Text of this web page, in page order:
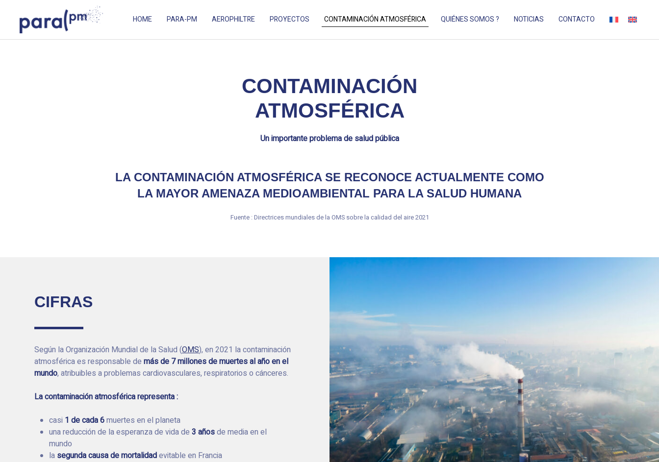
content
HOME PARA-PM AEROPHILTRE PROYECTOS CONTAMINACIÓN ATMOSFÉRICA QUIÉNES SOMOS ? NOTICIAS CONTACTO
CONTAMINACIÓN
ATMOSFÉRICA
Un importante problema de salud pública
LA CONTAMINACIÓN ATMOSFÉRICA SE RECONOCE ACTUALMENTE COMO
LA MAYOR AMENAZA MEDIOAMBIENTAL PARA LA SALUD HUMANA
Fuente : Directrices mundiales de la OMS sobre la calidad del aire 2021
CIFRAS
Según la Organización Mundial de la Salud (OMS), en 2021 la contaminación
atmosférica es responsable de más de 7 millones de muertes al año en el
mundo, atribuibles a problemas cardiovasculares, respiratorios o cánceres.
La contaminación atmosférica representa :
casi 1 de cada 6muertes en el planeta
una reducción de la esperanza de vida de 3 añosde media en el
mundo
la segunda causa de mortalidadevitable en Francia